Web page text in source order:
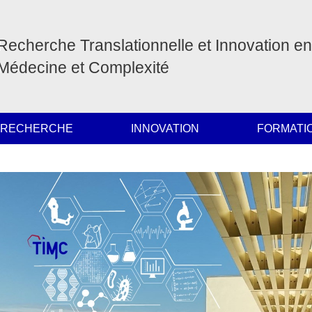
Translationnelle et Innovation en
et Complexité
RECHERCHE INNOVATION